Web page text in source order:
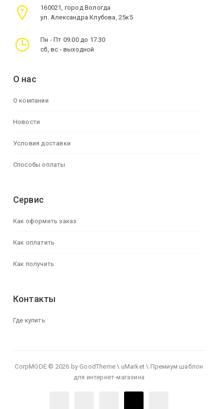
160021, город Вологда
ул. Александра Клубова, 25к5
Пн - Пт 09.00 до 17.30
сб, вс - выходной
О нас
О компании
Новости
Условия доставки
Способы оплаты
Сервис
Как оформить заказ
Как оплатить
Как получить
Контакты
Где купить
CorpMODE © 2026 by GoodTheme \ uMarket \ Премиум шаблон
для интернет-магазина